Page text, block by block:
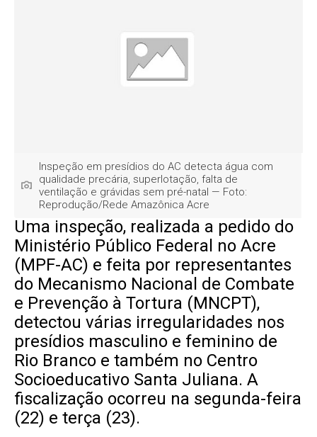
Inspeção em presídios do AC detecta água com
qualidade precária, superlotação, falta de
ventilação e grávidas sem pré-natal — Foto:
Reprodução/Rede Amazônica Acre
Uma inspeção, realizada a pedido do
Ministério Público Federal no Acre
(MPF-AC) e feita por representantes
do Mecanismo Nacional de Combate
e Prevenção à Tortura (MNCPT),
detectou várias irregularidades nos
presídios masculino e feminino de
Rio Branco e também no Centro
Socioeducativo Santa Juliana. A
fiscalização ocorreu na segunda-feira
(22) e terça (23).